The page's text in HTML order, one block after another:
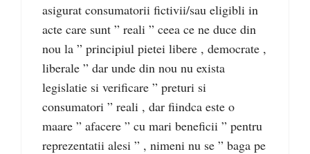
asigurat consumatorii fictivii/sau eligibli in
acte care sunt ” reali ” ceea ce ne duce din
nou la ” principiul pietei libere , democrate ,
liberale ” dar unde din nou nu exista
legislatie si verificare ” preturi si
consumatori ” reali , dar fiindca este o
maare ” afacere ” cu mari beneficii ” pentru
reprezentatii alesi ” , nimeni nu se ” baga pe